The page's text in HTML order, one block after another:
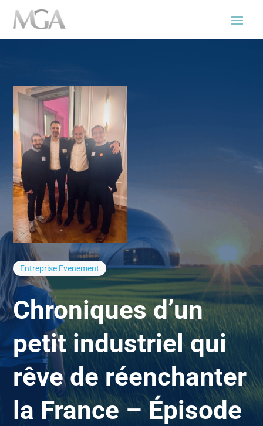
Entreprise Evenement
Chroniques d’un
petit industriel qui
rêve de réenchanter
la France – Épisode